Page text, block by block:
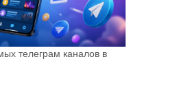
телеграм каналов в